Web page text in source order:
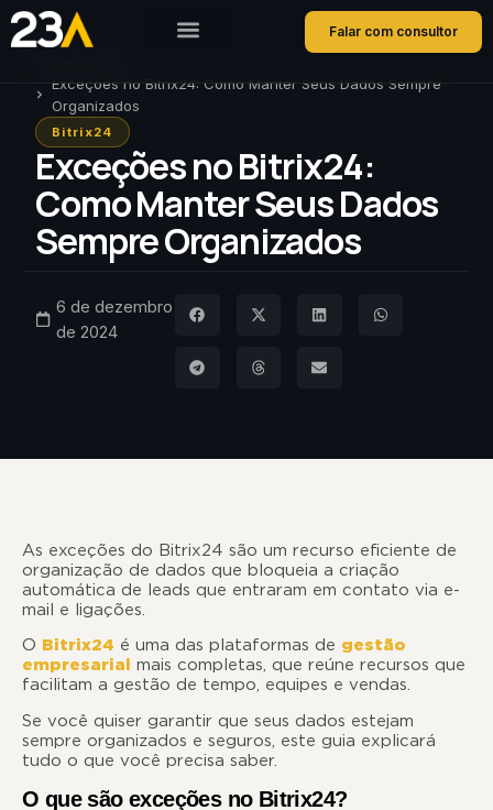
Falar com consultor
Exceções no Bitrix24: Como Manter Seus Dados Sempre
Organizados
Bitrix24
Exceções no Bitrix24:
Como Manter Seus Dados
Sempre Organizados
6 de dezembro
de 2024
As exceções do Bitrix24 são um recurso eficiente de
organização de dados que bloqueia a criação
automática de leads que entraram em contato via e-
mail e ligações.
O Bitrix24 é uma das plataformas de gestão
empresarial
mais completas, que reúne recursos que
facilitam a gestão de tempo, equipes e vendas.
Se você quiser garantir que seus dados estejam
sempre organizados e seguros, este guia explicará
tudo o que você precisa saber.
O que são exceções no Bitrix24?